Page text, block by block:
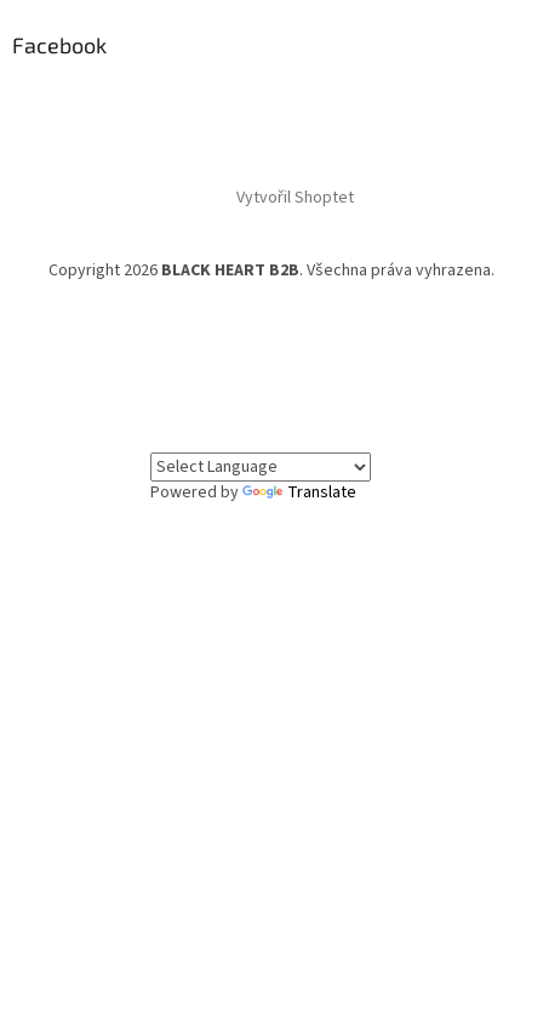
Facebook
Vytvořil Shoptet
Copyright 2026 BLACK HEART B2B. Všechna práva vyhrazena.
Powered by Translate